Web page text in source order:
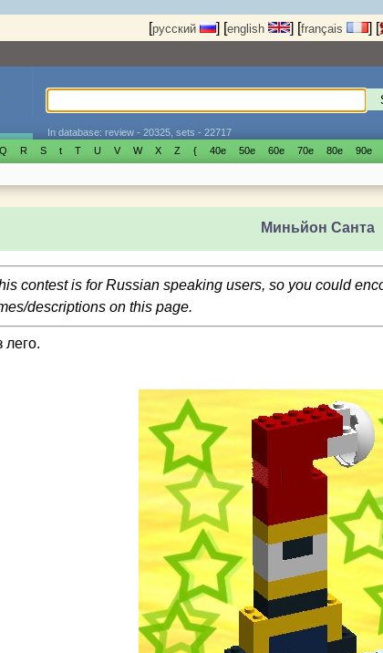
[русский ] [english ] [français ] [
In database: review - 20325, sets - 22717
Q R S t T U V W X Z { 40е 50е 60е 70е 80е 90е
Миньйон Санта
contest is for Russian speaking users, so you could
descriptions on this page.
лего.